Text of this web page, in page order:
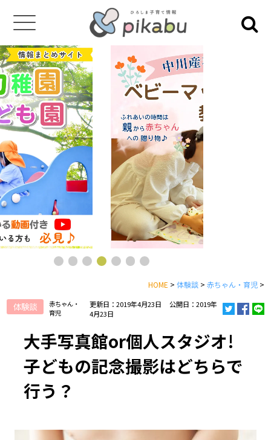
HOME > 体験談> 赤ちゃん・育児>
体験談
赤ちゃん・
育児
更新日：2019年4月23日
公開日：2019年
4月23日
大手写真館or個人スタジオ!
子どもの記念撮影はどちらで
行う？